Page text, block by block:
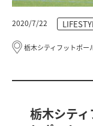
栃木シテ
2020/7/22
栃木シティフットボ